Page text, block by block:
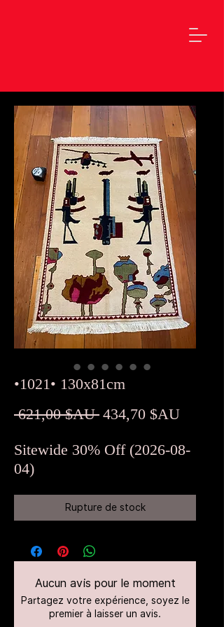
•1021• 130x81cm
621,00 $AU Prix
434,70 $AUPrix
Sitewide 30% Off (2026-08-
04)
Rupture de stock
Aucun avis pour le moment
Partagez votre expérience, soyez le
premier à laisser un avis.